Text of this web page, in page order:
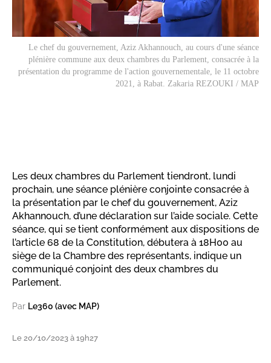
Le chef du gouvernement, Aziz Akhannouch, au cours d'une séance
plénière commune aux deux chambres du Parlement, consacrée à la
présentation du programme de l'action gouvernementale, le 11 octobre
2021, à Rabat. Zakaria REZOUKI / MAP
Les deux chambres du Parlement tiendront, lundi
prochain, une séance plénière conjointe consacrée à
la présentation par le chef du gouvernement, Aziz
Akhannouch, d’une déclaration sur l’aide sociale. Cette
séance, qui se tient conformément aux dispositions de
l’article 68 de la Constitution, débutera à 18H00 au
siège de la Chambre des représentants, indique un
communiqué conjoint des deux chambres du
Parlement.
Par Le360 (avec MAP)
Le 20/10/2023 à 19h27